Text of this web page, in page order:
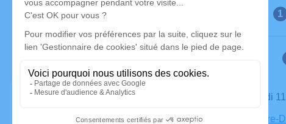
Le mercredi
Église Notre-